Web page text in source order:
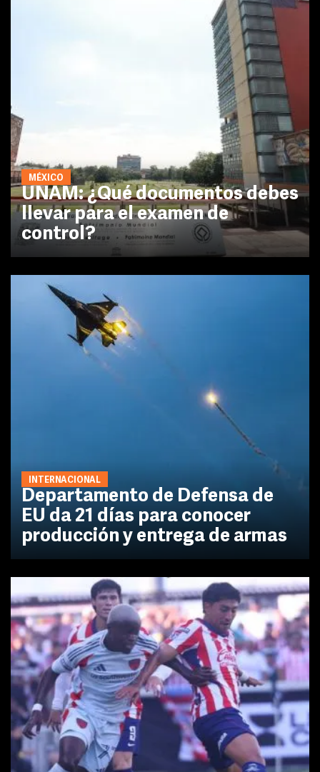
MÉXICO
UNAM: ¿Qué documentos debes
llevar para el examen de
control?
INTERNACIONAL
Departamento de Defensa de
EU da 21 días para conocer
producción y entrega de armas